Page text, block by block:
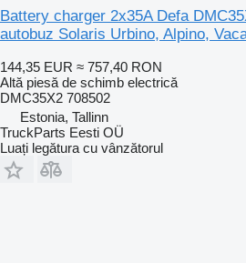
Battery charger 2x35A Defa
autobuz Solaris Urbino, Alpino,
144,35 EUR ≈ 757,40 RON
Altă piesă de schimb electrică
DMC35X2 708502
Estonia, Tallinn
TruckParts Eesti OÜ
Luați legătura cu vânzătorul